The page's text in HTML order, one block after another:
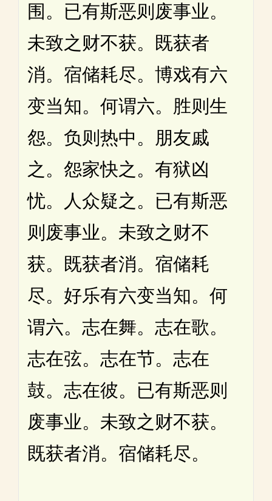
围。已有斯恶则废事业。
未致之财不获。既获者
消。宿储耗尽。博戏有六
变当知。何谓六。胜则生
怨。负则热中。朋友戚
之。怨家快之。有狱凶
忧。人众疑之。已有斯恶
则废事业。未致之财不
获。既获者消。宿储耗
尽。好乐有六变当知。何
谓六。志在舞。志在歌。
志在弦。志在节。志在
鼓。志在彼。已有斯恶则
废事业。未致之财不获。
既获者消。宿储耗尽。